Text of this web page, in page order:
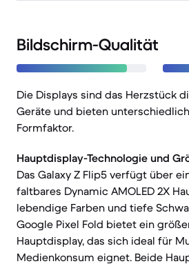
Bildschirm-Qualität
Die Displays sind das Herzstück
Geräte und bieten
Formfaktor.
Hauptdisplay-Technologie und
Das Galaxy Z Flip5 verfügt über
faltbares Dynamic AMOLED 2X
lebendige Farben und tiefe
Google Pixel Fold bietet ein
Hauptdisplay, das sich ideal für
Medienkonsum eignet. Beide